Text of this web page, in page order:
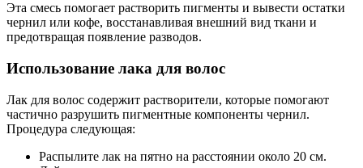
Эта смесь помогает растворить пигменты и вывести остатки
чернил или кофе, восстанавливая внешний вид ткани и
предотвращая появление разводов.
Использование лака для волос
Лак для волос содержит растворители, которые помогают
частично разрушить пигментные компоненты чернил.
Процедура следующая:
Распылите лак на пятно на расстоянии около 20 см.